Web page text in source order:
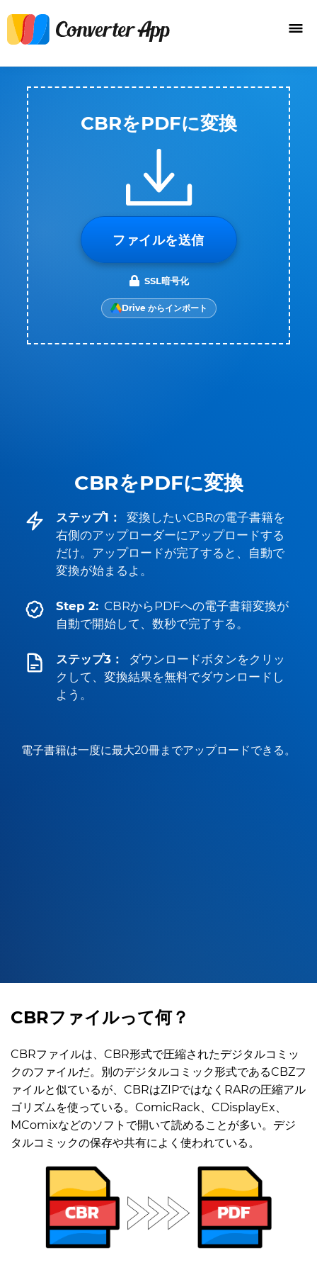
CBRをPDFに変換
ステップ1：
変換したいCBRの電子書籍を
右側のアップローダーにアップロードする
だけ。アップロードが完了すると、自動で
変換が始まるよ。
Step 2: CBRからPDFへの電子書籍変換が
自動で開始して、数秒で完了する。
ステップ3：
ダウンロードボタンをクリッ
クして、変換結果を無料でダウンロードし
よう。
電子書籍は一度に最大20冊までアップロードできる。
CBRをPDFに変換
ファイルを送信
SSL暗号化
Drive からインポート
CBRファイルって何？
CBRファイルは、CBR形式で圧縮されたデジタルコミッ
クのファイルだ。別のデジタルコミック形式であるCBZフ
ァイルと似ているが、CBRはZIPではなくRARの圧縮アル
ゴリズムを使っている。ComicRack、CDisplayEx、
MComixなどのソフトで開いて読めることが多い。デジ
タルコミックの保存や共有によく使われている。